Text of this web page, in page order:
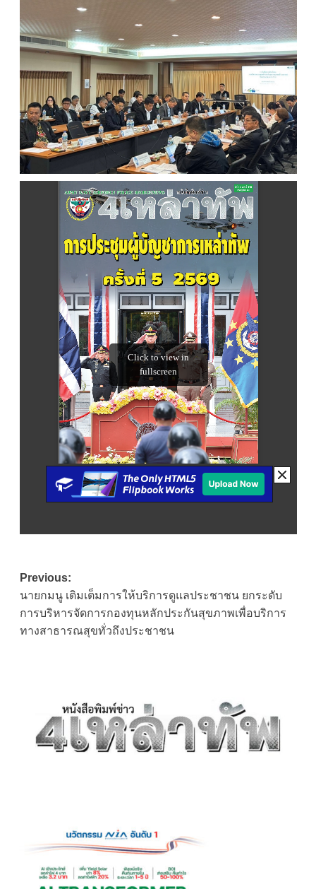
Post
navigation
Previous:
นายกมนู เติมเต็มการให้บริการดูแลประชาชน ยกระดับ
การบริหารจัดการกองทุนหลักประกันสุขภาพเพื่อบริการ
ทางสาธารณสุขทั่วถึงประชาชน